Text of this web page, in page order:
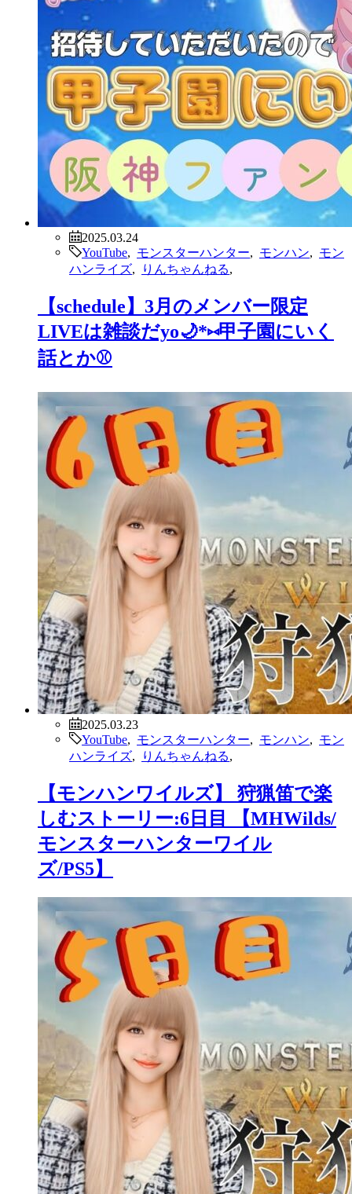
2025.03.24
YouTube
モンスターハンター モンハン
モン
ハンライズ
りんちゃんねる
【schedule】3月のメンバー限定
LIVEは雑談だyo🌙*⑅甲子園にいく
話とか⚾️
2025.03.23
YouTube
モンスターハンター モンハン
モン
ハンライズ
りんちゃんねる
【モンハンワイルズ】 狩猟笛で楽
しむストーリー:6日目 【MHWilds/
モンスターハンターワイル
ズ/PS5】